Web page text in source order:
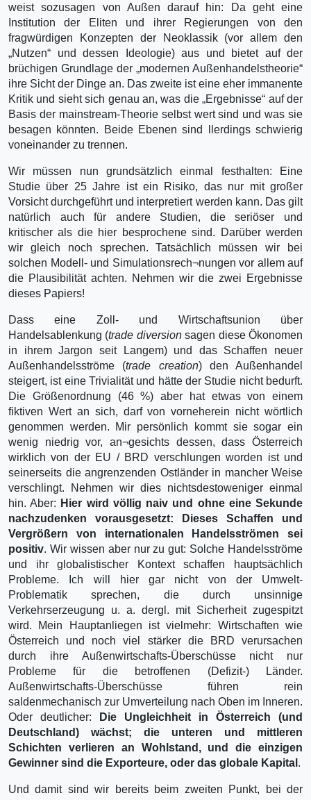
weist sozusagen von Außen darauf hin: Da geht eine
Institution der Eliten und ihrer Regierungen von den
fragwürdigen Konzepten der Neoklassik (vor allem den
„Nutzen“ und dessen Ideologie) aus und bietet auf der
brüchigen Grundlage der „modernen Außenhandelstheorie“
ihre Sicht der Dinge an. Das zweite ist eine eher immanente
Kritik und sieht sich genau an, was die „Ergebnisse“ auf der
Basis der mainstream-Theorie selbst wert sind und was sie
besagen könnten. Beide Ebenen sind llerdings schwierig
voneinander zu trennen.
Wir müssen nun grundsätzlich einmal festhalten: Eine
Studie über 25 Jahre ist ein Risiko, das nur mit großer
Vorsicht durchgeführt und interpretiert werden kann. Das gilt
natürlich auch für andere Studien, die seriöser und
kritischer als die hier besprochene sind. Darüber werden
wir gleich noch sprechen. Tatsächlich müssen wir bei
solchen Modell- und Simulationsrech¬nungen vor allem auf
die Plausibilität achten. Nehmen wir die zwei Ergebnisse
dieses Papiers!
Dass eine Zoll- und Wirtschaftsunion über
Handelsablenkung (trade diversionsagen diese Ökonomen
in ihrem Jargon seit Langem) und das Schaffen neuer
Außenhandelsströme (trade creation) den Außenhandel
steigert, ist eine Trivialität und hätte der Studie nicht bedurft.
Die Größenordnung (46 %) aber hat etwas von einem
fiktiven Wert an sich, darf von vorneherein nicht wörtlich
genommen werden. Mir persönlich kommt sie sogar ein
wenig niedrig vor, an¬gesichts dessen, dass Österreich
wirklich von der EU / BRD verschlungen worden ist und
seinerseits die angrenzenden Ostländer in mancher Weise
verschlingt. Nehmen wir dies nichtsdestoweniger einmal
hin. Aber: Hier wird völlig naiv und ohne eine Sekunde
nachzudenken vorausgesetzt: Dieses Schaffen und
Vergrößern von internationalen Handelsströmen sei
positiv. Wir wissen aber nur zu gut: Solche Handelsströme
und ihr globalistischer Kontext schaffen hauptsächlich
Probleme. Ich will hier gar nicht von der Umwelt-
Problematik sprechen, die durch unsinnige
Verkehrserzeugung u. a. dergl. mit Sicherheit zugespitzt
wird. Mein Hauptanliegen ist vielmehr: Wirtschaften wie
Österreich und noch viel stärker die BRD verursachen
durch ihre Außenwirtschafts-Überschüsse nicht nur
Probleme für die betroffenen (Defizit-) Länder.
Außenwirtschafts-Überschüsse führen rein
saldenmechanisch zur Umverteilung nach Oben im Inneren.
Oder deutlicher:
Die Ungleichheit in Österreich (und
Deutschland) wächst; die unteren und mittleren
Schichten verlieren an Wohlstand, und die einzigen
Gewinner sind die Exporteure, oder das globale Kapital .
Und damit sind wir bereits beim zweiten Punkt, bei der